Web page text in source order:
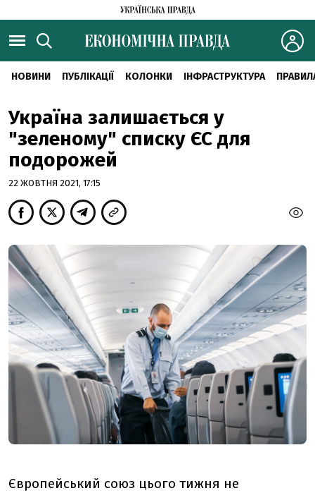
НОВИНИ ПУБЛІКАЦІЇ КОЛОНКИ ІНФРАСТРУКТУРА
Україна залишається у
"зеленому" списку ЄС для
подорожей
22 ЖОВТНЯ 2021, 17:15
Європейський союз цього тижня не